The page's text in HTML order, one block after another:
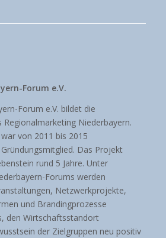
Forum e.V.
Forum e.V. bildet die
Niederbayern.
von 2011 bis 2015
Das Projekt
rund 5 Jahre. Unter
Forums werden
Netzwerkprojekte,
und Brandingprozesse
den Wirtschaftsstandort
der Zielgruppen neu positiv